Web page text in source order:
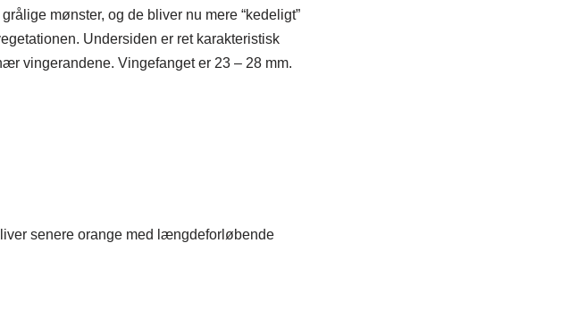
mønster, og de bliver nu mere “kedeligt”
Undersiden er ret karakteristisk
vingerandene. Vingefanget er 23 – 28 mm.
senere orange med længdeforløbende